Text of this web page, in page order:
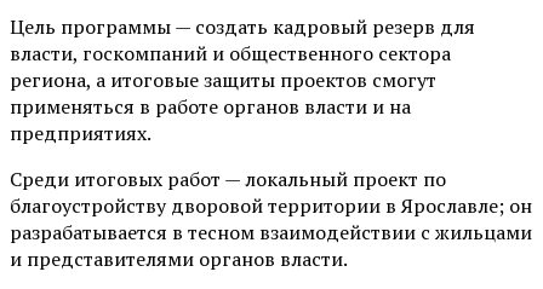
Цель программы — создать кадровый резерв для
власти, госкомпаний и общественного сектора
региона, а итоговые защиты проектов смогут
применяться в работе органов власти и на
предприятиях.
Среди итоговых работ — локальный проект по
благоустройству дворовой территории в Ярославле; он
разрабатывается в тесном взаимодействии с жильцами
и представителями органов власти.